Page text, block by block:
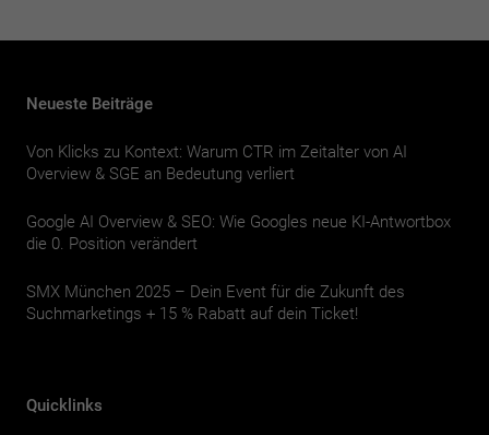
Neueste Beiträge
Von Klicks zu Kontext: Warum CTR im Zeitalter von AI
Overview & SGE an Bedeutung verliert
Google AI Overview & SEO: Wie Googles neue KI-Antwortbox
die 0. Position verändert
SMX München 2025 – Dein Event für die Zukunft des
Suchmarketings + 15 % Rabatt auf dein Ticket!
Quicklinks